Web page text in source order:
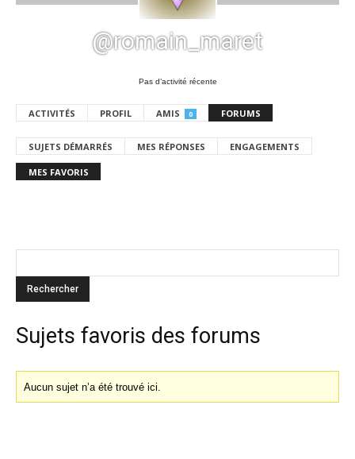
@romain_maret
Pas d’activité récente
ACTIVITÉS PROFIL AMIS 0 FORUMS
SUJETS DÉMARRÉS MES RÉPONSES ENGAGEMENTS
MES FAVORIS
Sujets favoris des forums
Aucun sujet n’a été trouvé ici.